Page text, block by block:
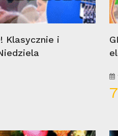
Klasycznie i